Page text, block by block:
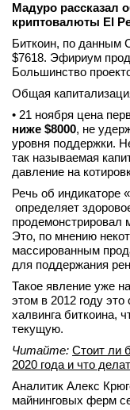
Lifestyle
Новости
Интервью
телеграм
Стать
Вход
Мадуро рассказал
криптовалюты El
Биткоин, по данным
$7618. Эфириум
Большинство
Общая
• 21 ноября цена
ниже $8000, не
уровня поддержки.
так называемая
давление на
Речь об индикаторе
определяет
продемонстрировал
Это, по мнению
массированным
для поддержания
Такое явление уже
этом в 2012 году
халвинга биткоина,
текущую.
Читайте: Стоит ли
2020 года и что
Аналитик Алекс
майнинговых ферм